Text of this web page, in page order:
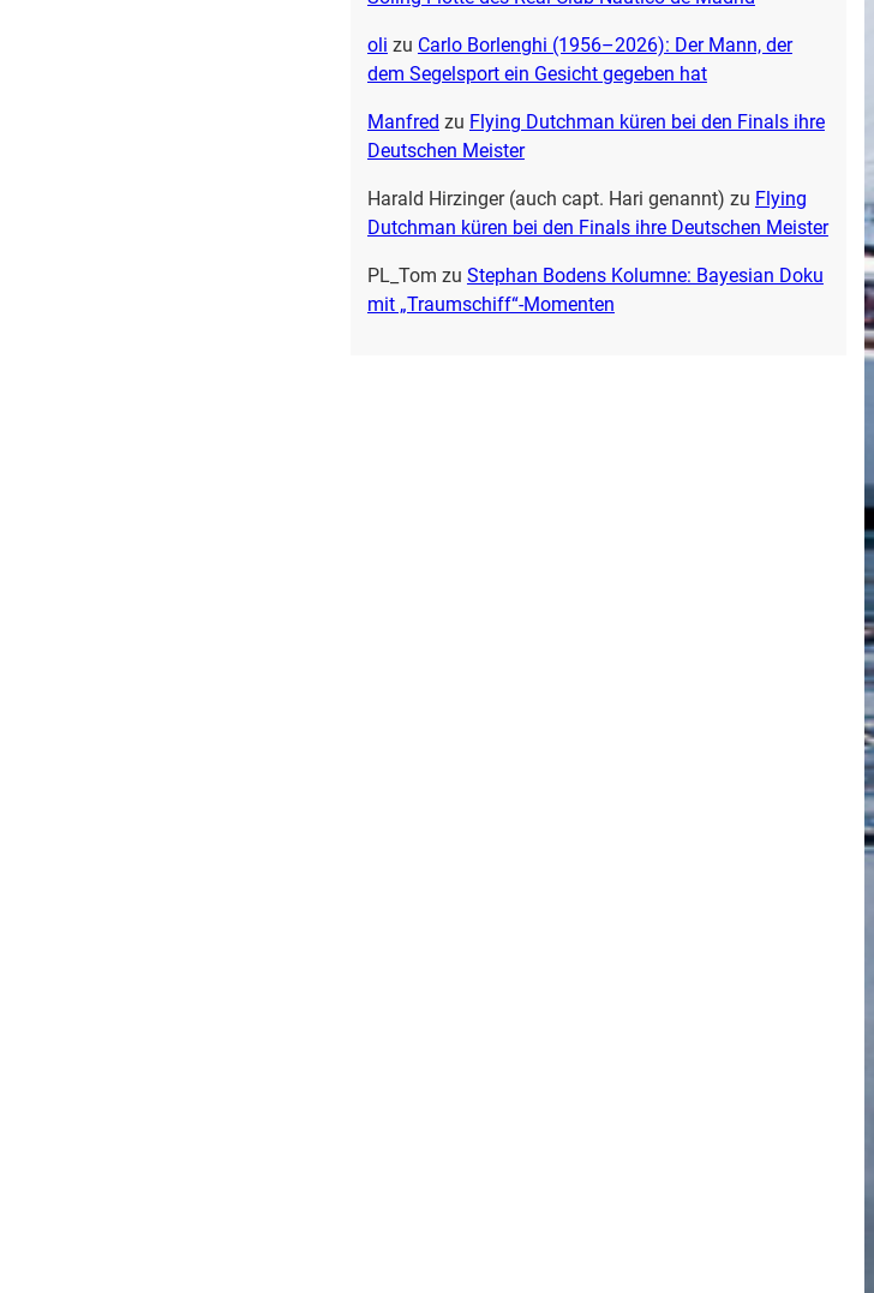
oli zu Carlo Borlenghi (1956–2026): Der Mann, der
dem Segelsport ein Gesicht gegeben hat
Manfred zu Flying Dutchman küren bei den Finals ihre
Deutschen Meister
Harald Hirzinger (auch capt. Hari genannt) zu Flying
Dutchman küren bei den Finals ihre Deutschen Meister
PL_Tom zu Stephan Bodens Kolumne: Bayesian Doku
mit „Traumschiff“-Momenten